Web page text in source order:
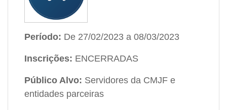
Período: De 27/02/2023 a 08/03/2023
Inscrições: ENCERRADAS
Público Alvo: Servidores da CMJF e
entidades parceiras